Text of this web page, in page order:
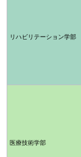
リハビリテーション学部
医療技術学部